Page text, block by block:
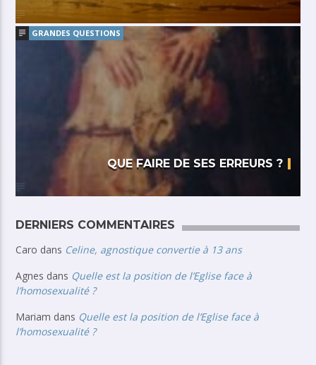
GRANDES QUESTIONS
QUE FAIRE DE SES ERREURS ?
DERNIERS COMMENTAIRES
Caro dans Celine, agnostique convertie à 13 ans
Agnes dans Quelle est la position de l’Eglise face à
l’homosexualité ?
Mariam dans Quelle est la position de l’Eglise face à
l’homosexualité ?